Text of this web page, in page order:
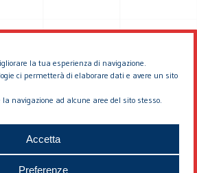
la tua esperienza di navigazione.
ci permetterà di elaborare dati e avere un sito
navigazione ad alcune aree del sito stesso.
Accetta
Preferenze
2026 EDDYBURG